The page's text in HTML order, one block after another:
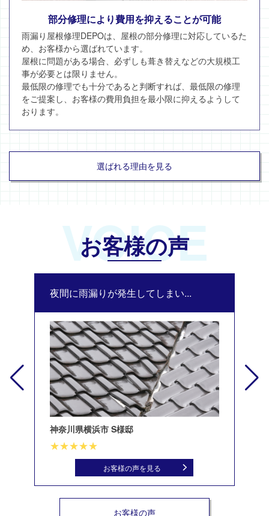
部分修理により費用を抑えることが可能
雨漏り屋根修理DEPOは、屋根の部分修理に対応しているた
め、お客様から選ばれています。
屋根に問題がある場合、必ずしも葺き替えなどの大規模工
事が必要とは限りません。
最低限の修理でも十分であると判断すれば、最低限の修理
をご提案し、お客様の費用負担を最小限に抑えるようして
おります。
選ばれる理由を見る
VOICE
お客様の声
夜間に雨漏りが発生してしまい...
神奈川県横浜市 S様邸
お客様の声を見る
お客様の声